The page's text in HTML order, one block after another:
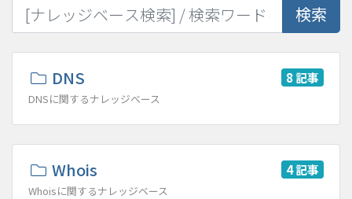
検索
8 記事
DNS
DNSに関するナレッジベース
4 記事
Whois
Whoisに関するナレッジベース